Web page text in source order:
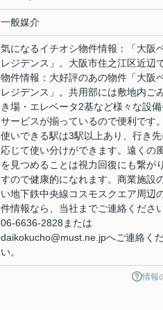
一般媒介
気になるイチオシ物件情報：「大阪
レジデンス」。大阪市住之江区近辺
物件情報：大好評のあの物件「大阪
レジデンス」。共用部には敷地内ご
き場・エレベータ2基など様々な設
サービスが揃っているので便利です
使いできる駅は3駅以上あり、行き
応じて使い分けができます。遠くの
を見つめることは視力回復にも繋が
すので健康的になれます。商業施設
い地下鉄中央線コスモスクエア周辺
件情報なら、当社までご連絡くださ
06-6636-2828または
daikokucho@must.ne.jpへご連絡く
い。
情報